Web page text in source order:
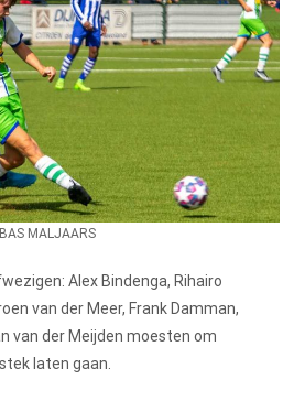
BAS MALJAARS
Alex Bindenga, Rihairo
van der Meer, Frank Damman,
van der Meijden moesten om
laten gaan.